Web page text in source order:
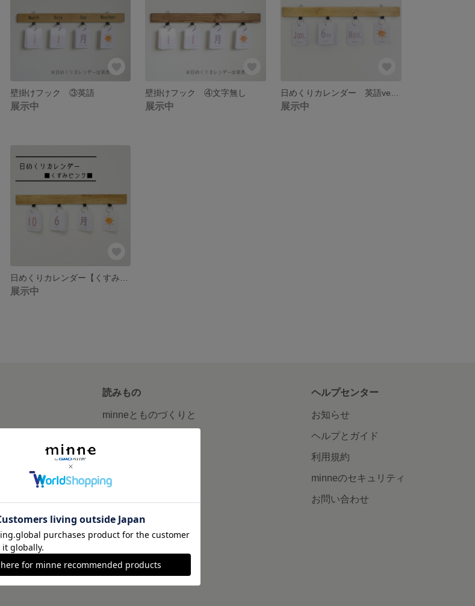
壁掛けフック ③英語
展示中
壁掛けフック ④文字無し
展示中 展示中
展示中
読みもの
minneとものづくりと
minneの本
広告出稿について
ヘルプセンター
お知らせ
ヘルプとガイド
利用規約
minneのセキュリティ
お問い合わせ